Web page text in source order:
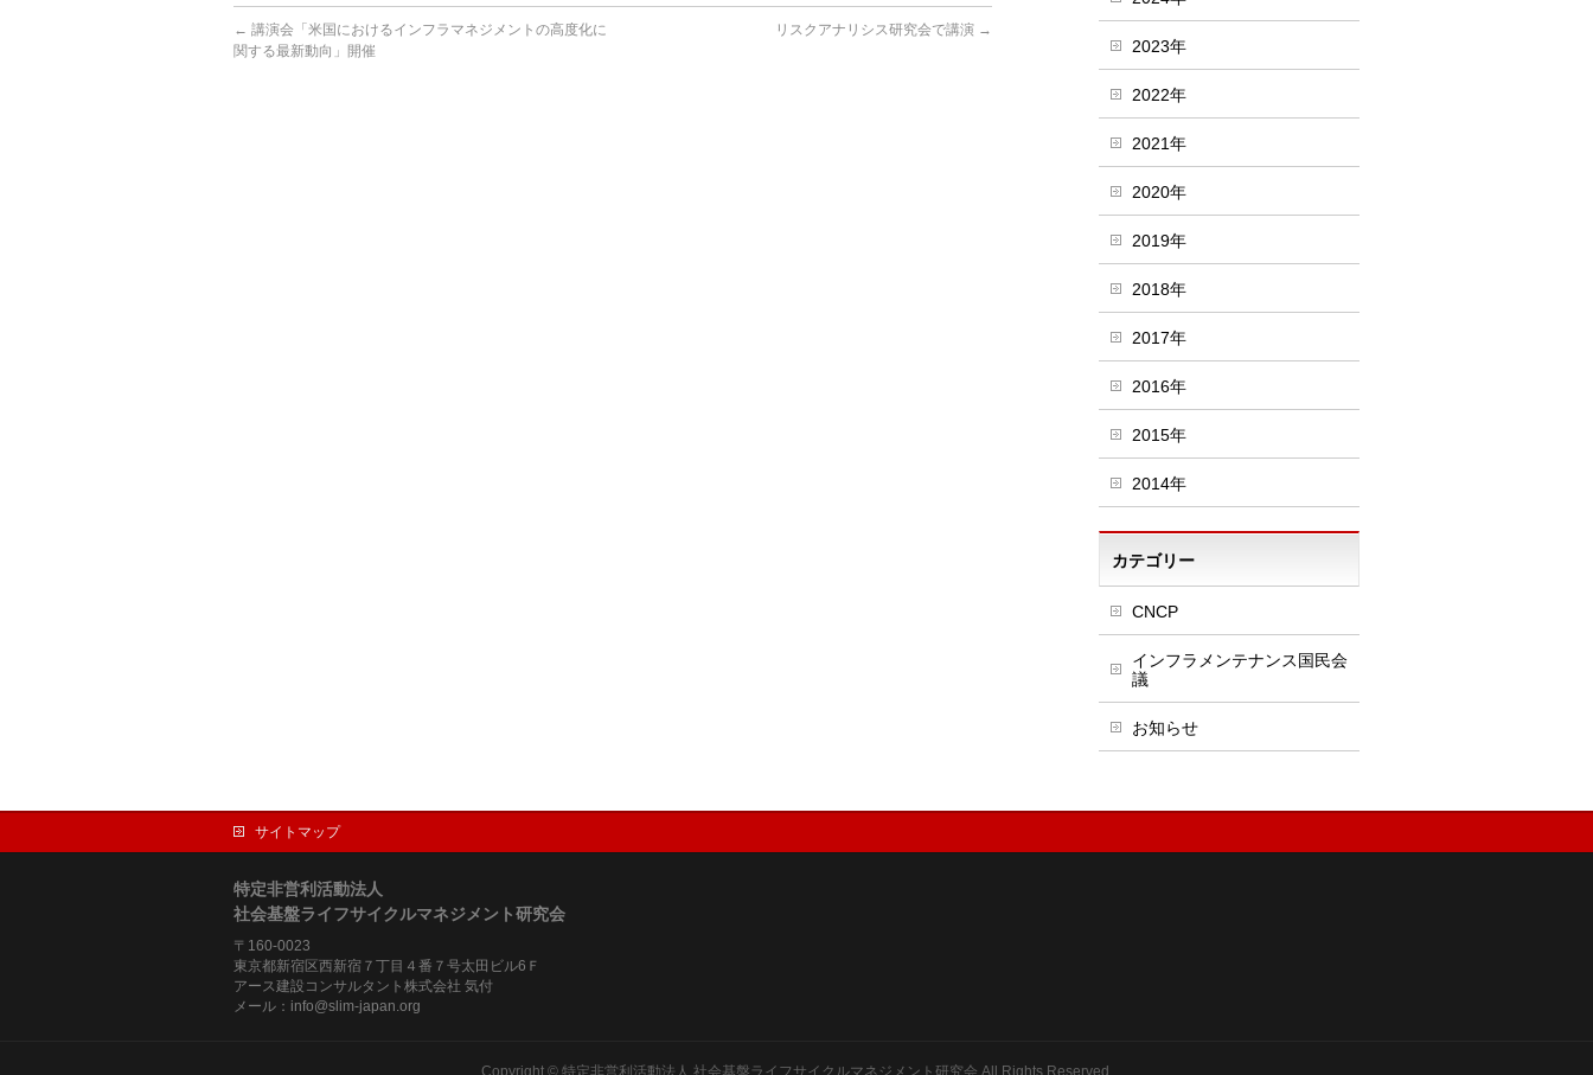
← 講演会「米国におけるインフラマネジメントの高度化に
関する最新動向」開催
リスクアナリシス研究会で講演 →
2023年
2022年
2021年
2020年
2019年
2018年
2017年
2016年
2015年
2014年
カテゴリー
CNCP
インフラメンテナンス国民会
議
お知らせ
サイトマップ
特定非営利活動法人
社会基盤ライフサイクルマネジメント研究会
〒160-0023
東京都新宿区西新宿７丁目４番７号太田ビル6Ｆ
アース建設コンサルタント株式会社 気付
メール：info@slim-japan.org
Copyright © 特定非営利活動法人 社会基盤ライフサイクルマネジメント研究会 All Rights Reserved.